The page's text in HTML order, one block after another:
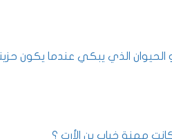
الحيوان الذي يبكي عندما يكون
كانت مهنة خباب بن الأرت ؟